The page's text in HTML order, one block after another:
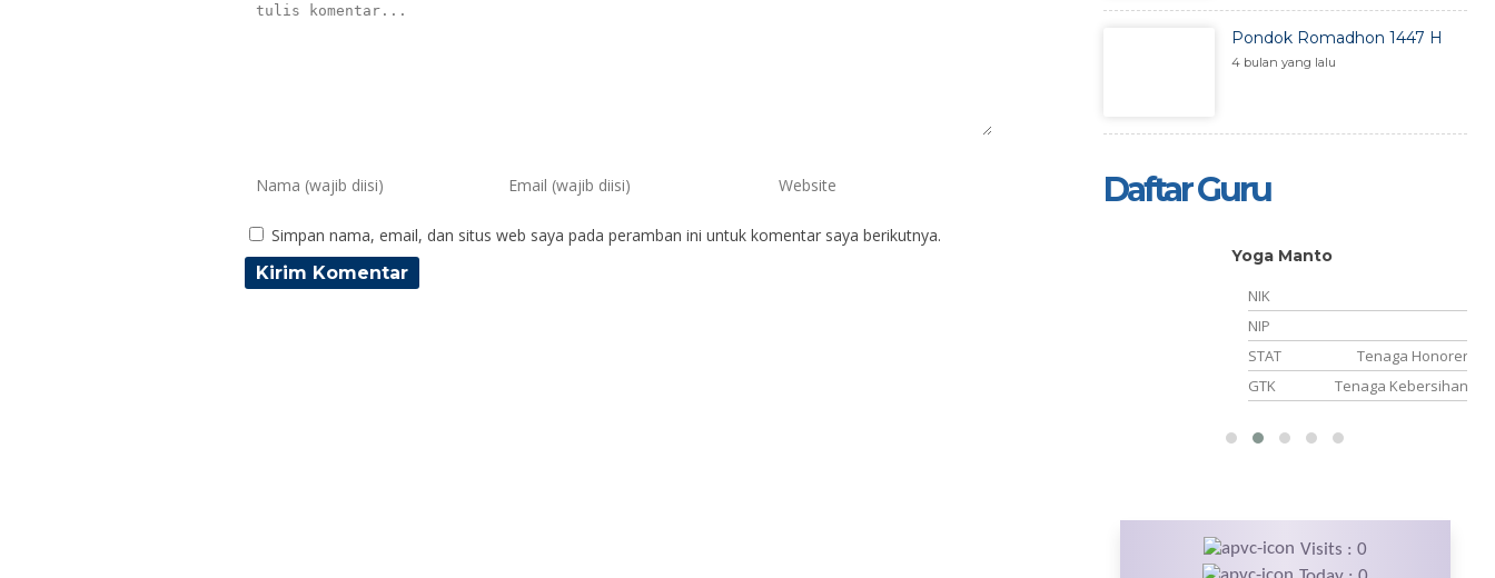
Simpan nama, email, dan situs web saya pada peramban ini untuk komentar saya berikutnya.
Pondok Romadhon 1447 H
4 bulan yang lalu
Daftar Guru
Mohamad Irfan, S. Pd.I
Yoga Manto
NIK
NIP
STAT
Tenaga Honorer
GTK
Tenaga Kebersihan
Visits : 0